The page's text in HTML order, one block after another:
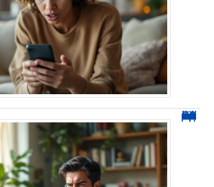
0270 spam : reconnaître ces appels et les bloquer sans erreur